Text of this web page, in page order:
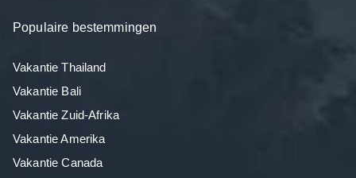
Populaire bestemmingen
Vakantie Thailand
Vakantie Bali
Vakantie Zuid-Afrika
Vakantie Amerika
Vakantie Canada